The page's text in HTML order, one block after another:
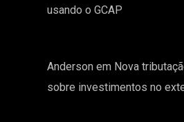
usando o GCAP
Anderson em Nova
sobre investimentos no